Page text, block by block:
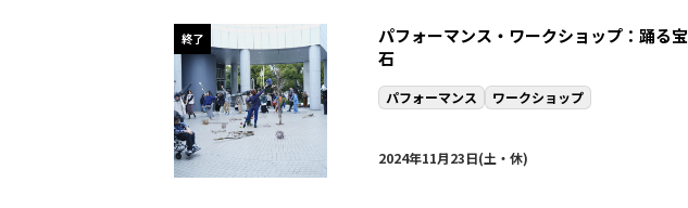
終了
パフォーマンス・ワークショップ：踊る宝
石
パフォーマンス ワークショップ
2024年11月23日(土・休)